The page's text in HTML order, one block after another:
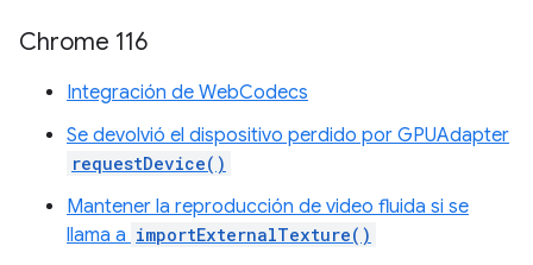
Chrome 116
Integración de WebCodecs
Se devolvió el dispositivo perdido por GPUAdapter
requestDevice()
Mantener la reproducción de video fluida si se
llama a importExternalTexture()